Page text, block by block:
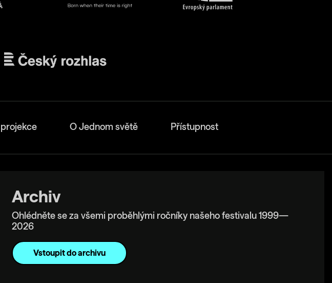
O Jednom světě Přístupnost
Archiv
Ohlédněte se za všemi proběhlými ročníky našeho festivalu 1999—
2026
Vstoupit do archivu